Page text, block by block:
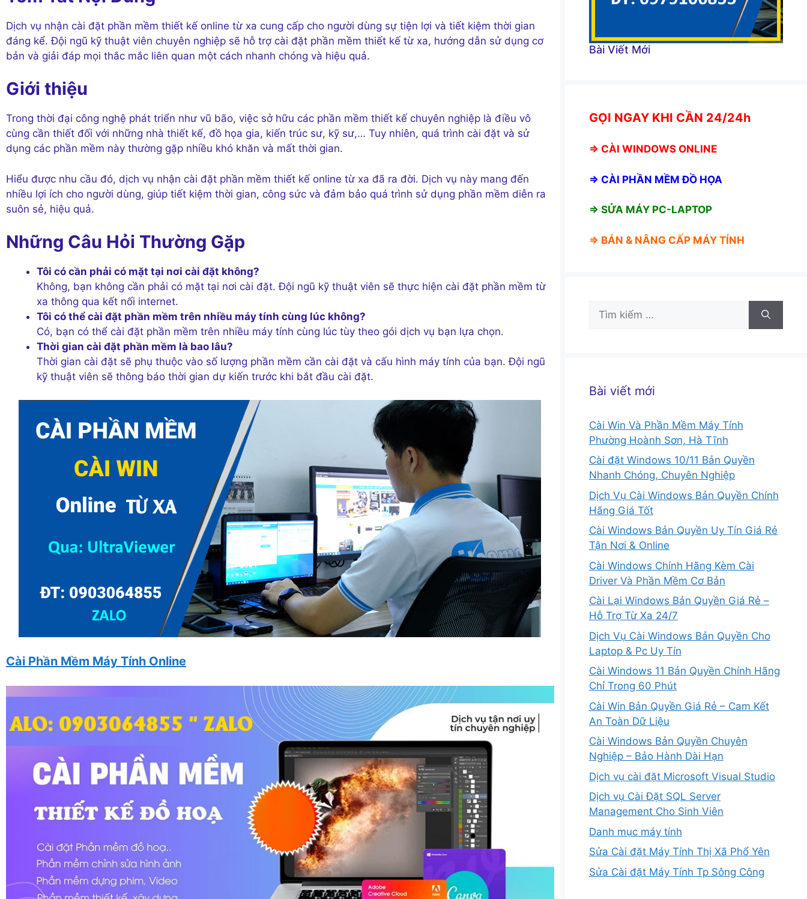
Dịch vụ nhận cài đặt phần mềm thiết kế online từ xa cung cấp cho người dùng sự tiện lợi và tiết kiệm thời gian
đáng kể. Đội ngũ kỹ thuật viên chuyên nghiệp sẽ hỗ trợ cài đặt phần mềm thiết kế từ xa, hướng dẫn sử dụng cơ
bản và giải đáp mọi thắc mắc liên quan một cách nhanh chóng và hiệu quả.
Giới thiệu
Trong thời đại công nghệ phát triển như vũ bão, việc sở hữu các phần mềm thiết kế chuyên nghiệp là điều vô
cùng cần thiết đối với những nhà thiết kế, đồ họa gia, kiến trúc sư, kỹ sư,… Tuy nhiên, quá trình cài đặt và sử
dụng các phần mềm này thường gặp nhiều khó khăn và mất thời gian.
Hiểu được nhu cầu đó, dịch vụ nhận cài đặt phần mềm thiết kế online từ xa đã ra đời. Dịch vụ này mang đến
nhiều lợi ích cho người dùng, giúp tiết kiệm thời gian, công sức và đảm bảo quá trình sử dụng phần mềm diễn ra
suôn sẻ, hiệu quả.
Những Câu Hỏi Thường Gặp
Tôi có cần phải có mặt tại nơi cài đặt không?
Không, bạn không cần phải có mặt tại nơi cài đặt. Đội ngũ kỹ thuật viên sẽ thực hiện cài đặt phần mềm từ
xa thông qua kết nối internet.
Tôi có thể cài đặt phần mềm trên nhiều máy tính cùng lúc không?
Có, bạn có thể cài đặt phần mềm trên nhiều máy tính cùng lúc tùy theo gói dịch vụ bạn lựa chọn.
Thời gian cài đặt phần mềm là bao lâu?
Thời gian cài đặt sẽ phụ thuộc vào số lượng phần mềm cần cài đặt và cấu hình máy tính của bạn. Đội ngũ
kỹ thuật viên sẽ thông báo thời gian dự kiến trước khi bắt đầu cài đặt.
Cài Phần Mềm Máy Tính Online
Bài Viết Mới
GỌI NGAY KHI CẦN 24/24h
⇒ CÀI WINDOWS ONLINE
⇒ CÀI PHẦN MỀM ĐỒ HỌA
⇒ SỬA MÁY PC-LAPTOP
⇒ BÁN & NÂNG CẤP MÁY TÍNH
Tìm
kiếm
Bài viết mới
Cài Win Và Phần Mềm Máy Tính
Phường Hoành Sơn, Hà Tĩnh
Cài đặt Windows 10/11 Bản Quyền
Nhanh Chóng, Chuyên Nghiệp
Dịch Vụ Cài Windows Bản Quyền Chính
Hãng Giá Tốt
Cài Windows Bản Quyền Uy Tín Giá Rẻ
Tận Nơi & Online
Cài Windows Chính Hãng Kèm Cài
Driver Và Phần Mềm Cơ Bản
Cài Lại Windows Bản Quyền Giá Rẻ –
Hỗ Trợ Từ Xa 24/7
Dịch Vụ Cài Windows Bản Quyền Cho
Laptop & Pc Uy Tín
Cài Windows 11 Bản Quyền Chính Hãng
Chỉ Trong 60 Phút
Cài Win Bản Quyền Giá Rẻ – Cam Kết
An Toàn Dữ Liệu
Cài Windows Bản Quyền Chuyên
Nghiệp – Bảo Hành Dài Hạn
Dịch vụ cài đặt Microsoft Visual Studio
Dịch vụ Cài Đặt SQL Server
Management Cho Sinh Viên
Danh mục máy tính
Sửa Cài đặt Máy Tính Thị Xã Phổ Yên
Sửa Cài đặt Máy Tính Tp Sông Công